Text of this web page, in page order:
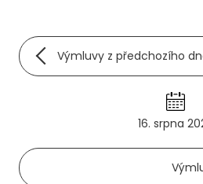
Výmluvy z předchozího
16. srpna